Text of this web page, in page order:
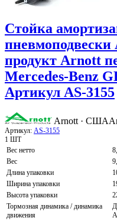
Стойка
продукт Arnott
Mercedes-Benz
Артикул AS-3155
Arnott · США
Артикул: AS-3155
1 ШТ
Вес нетто
Вес
Длина упаковки
Ширина упаковки
Высота упаковки
Тормозная динамика / динамика
движения